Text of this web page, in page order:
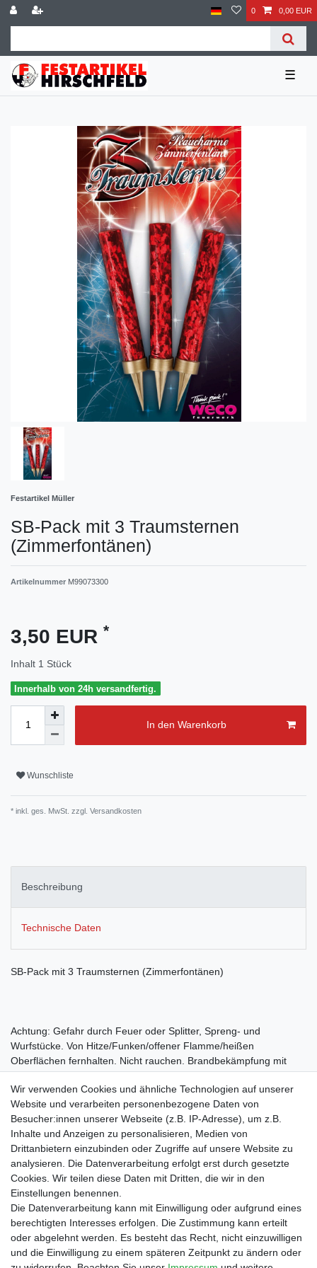
0 0,00 EUR
☰
Festartikel Müller
SB-Pack mit 3 Traumsternen
(Zimmerfontänen)
Artikelnummer M99073300
3,50 EUR *
Inhalt 1 Stück
Innerhalb von 24h versandfertig.
In den Warenkorb
Wunschliste
* inkl. ges. MwSt. zzgl. Versandkosten
Beschreibung
Technische Daten
SB-Pack mit 3 Traumsternen (Zimmerfontänen)
Achtung: Gefahr durch Feuer oder Splitter, Spreng- und
Wurfstücke. Von Hitze/Funken/offener Flamme/heißen
Oberflächen fernhalten. Nicht rauchen. Brandbekämpfung mit
üblichen Vorsichtsmaßnahmen aus
Shop
Zahlungs- und Versandbedingungen
Warenkorb
Kasse
Mein Konto
Kontakt
Wir verwenden Cookies und ähnliche Technologien auf unserer
Website und verarbeiten personenbezogene Daten von
Besucher:innen unserer Webseite (z.B. IP-Adresse), um z.B.
Inhalte und Anzeigen zu personalisieren, Medien von
Drittanbietern einzubinden oder Zugriffe auf unsere Website zu
analysieren. Die Datenverarbeitung erfolgt erst durch gesetzte
Cookies. Wir teilen diese Daten mit Dritten, die wir in den
Einstellungen benennen.
Die Datenverarbeitung kann mit Einwilligung oder aufgrund eines
berechtigten Interesses erfolgen. Die Zustimmung kann erteilt
oder abgelehnt werden. Es besteht das Recht, nicht einzuwilligen
und die Einwilligung zu einem späteren Zeitpunkt zu ändern oder